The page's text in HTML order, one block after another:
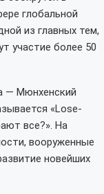
глобальной
из главных тем,
участие более 50
— Мюнхенский
«Lose-
все?». На
вооруженные
новейших